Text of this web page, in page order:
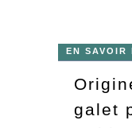
EN SAVOIR
galet